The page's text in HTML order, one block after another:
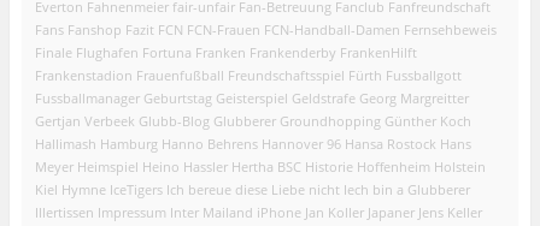
Everton Fahnenmeier fair-unfair Fan-Betreuung Fanclub Fanfreundschaft
Fans Fanshop Fazit FCN FCN-Frauen FCN-Handball-Damen Fernsehbeweis
Finale Flughafen Fortuna Franken Frankenderby FrankenHilft
Frankenstadion Frauenfußball Freundschaftsspiel Fürth Fussballgott
Fussballmanager Geburtstag Geisterspiel Geldstrafe Georg Margreitter
Gertjan Verbeek Glubb-Blog Glubberer Groundhopping Günther Koch
Hallimash Hamburg Hanno Behrens Hannover 96 Hansa Rostock Hans
Meyer Heimspiel Heino Hassler Hertha BSC Historie Hoffenheim Holstein
Kiel Hymne IceTigers Ich bereue diese Liebe nicht Iech bin a Glubberer
Illertissen Impressum Inter Mailand iPhone Jan Koller Japaner Jens Keller